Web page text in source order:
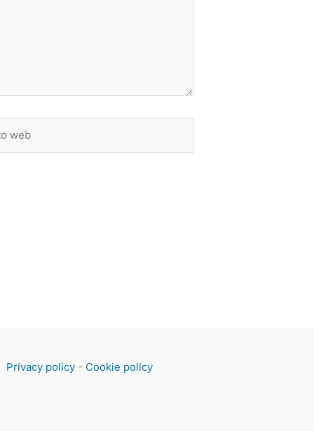
Privacy policy - Cookie policy